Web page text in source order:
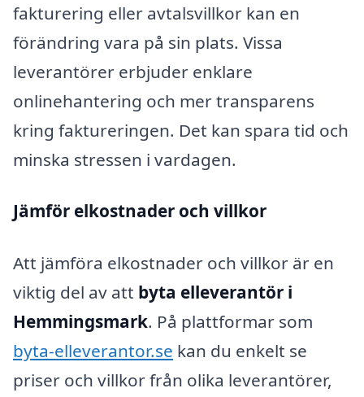
fakturering eller avtalsvillkor kan en
förändring vara på sin plats. Vissa
leverantörer erbjuder enklare
onlinehantering och mer transparens
kring faktureringen. Det kan spara tid och
minska stressen i vardagen.
Jämför elkostnader och villkor
Att jämföra elkostnader och villkor är en
viktig del av att byta elleverantör i
Hemmingsmark. På plattformar som
byta-elleverantor.se kan du enkelt se
priser och villkor från olika leverantörer,